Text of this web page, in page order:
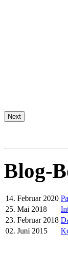
Next
Blog-
14. Februar 2020
25. Mai 2018
23. Februar 2018
02. Juni 2015